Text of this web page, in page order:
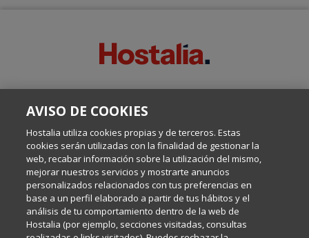
Escrito por el equipo de Comunicación de Hostalia, dirigido por
Internet y Tecnología.
Política de privacidad
Política de cookies
AVISO DE COOKIES
Hostalia utiliza cookies propias y de terceros. Estas
cookies serán utilizadas con la finalidad de gestionar la
web, recabar información sobre la utilización del mismo,
mejorar nuestros servicios y mostrarte anuncios
personalizados relacionados con tus preferencias en
base a un perfil elaborado a partir de tus hábitos y el
análisis de tu comportamiento dentro de la web de
Hostalia (por ejemplo, secciones visitadas, consultas